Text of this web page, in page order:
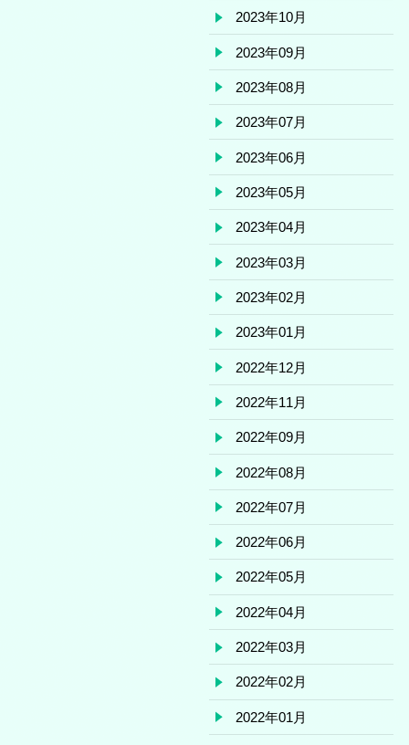
2023年10月
2023年09月
2023年08月
2023年07月
2023年06月
2023年05月
2023年04月
2023年03月
2023年02月
2023年01月
2022年12月
2022年11月
2022年09月
2022年08月
2022年07月
2022年06月
2022年05月
2022年04月
2022年03月
2022年02月
2022年01月